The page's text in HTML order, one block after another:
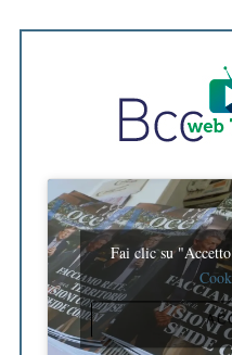
Fai clic su